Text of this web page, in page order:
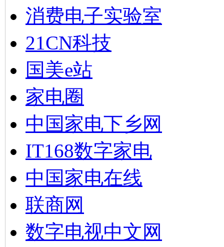
消费电子实验室
21CN科技
国美e站
家电圈
中国家电下乡网
IT168数字家电
中国家电在线
联商网
数字电视中文网